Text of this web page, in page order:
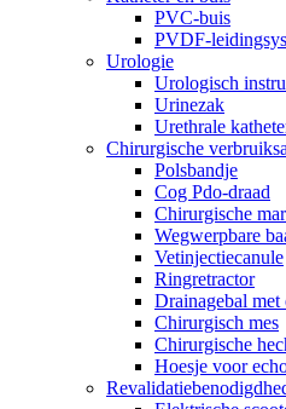
PVC-buis
PVDF-
Urologie
Urologisch
Urinezak
Urethrale
Chirurgische
Polsbandje
Cog Pdo-draad
Chirurgische
Wegwerpbare
Vetinjectiecanule
Ringretractor
Drainagebal met
Chirurgisch mes
Chirurgische
Hoesje voor